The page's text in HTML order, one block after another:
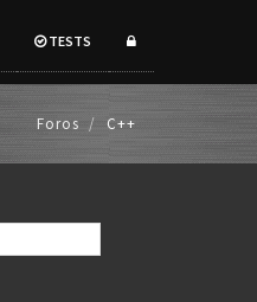
TESTS
Foros C++